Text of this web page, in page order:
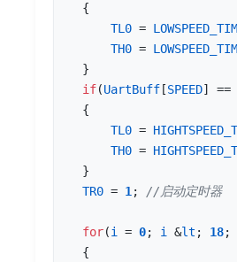
{
TL0 =
TH0 =
}
if(UartBuff [SPEED] ==
{
TL0 =
TH0 =
}
TR0 = 1;
for(i = 0; i &lt ; 18;
{